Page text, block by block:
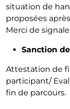
situation de
proposées
Merci de
Sanction
Attestation de
participant/
fin de parcours.